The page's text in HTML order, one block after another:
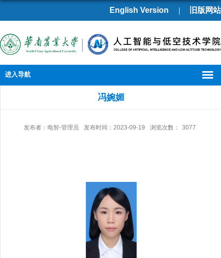
English Version 旧版网站
进入导航
冯婉媚
发布者：电智-管理员 发布时间：2023-09-19 浏览次数： 3077